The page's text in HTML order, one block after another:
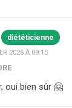
diététicienne
2026 À 09:15
oui bien sûr 🤗